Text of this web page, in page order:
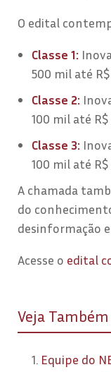
O edital
Classe 1:
500 mil até
Classe 2:
100 mil até
Classe 3:
100 mil até
A chamada
do
desinformação
Acesse o edital
Veja Também
1. Equipe do